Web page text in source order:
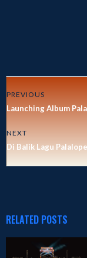
PREVIOUS
Launching Album
NEXT
Di Balik Lagu
RELATED POSTS